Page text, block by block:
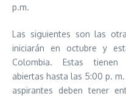
p.m.
Las siguientes son las
iniciarán en octubre y
Colombia. Estas
abiertas hasta las 5:00 p.
aspirantes deben tener